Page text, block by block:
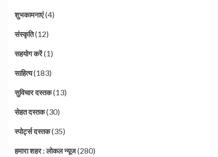
शुभकामनाएं(4)
संस्कृति(12)
सहयोग करें(1)
साहित्य(183)
सुविचार दस्तक(13)
सेहत दस्तक(30)
स्पोर्ट्स दस्तक(35)
हमारा शहर : लोकल न्यूज(280)